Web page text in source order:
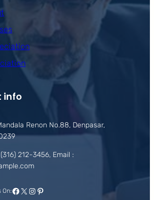
info
Renon No.88, Denpasar,
212-3456, Email :
On:Facebook
X Instagram
Pinterest